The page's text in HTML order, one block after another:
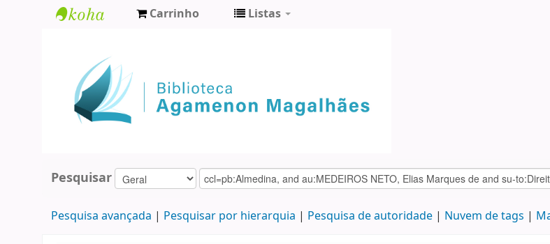
Agamenon
Magalhães
Carrinho Listas
Pesquisar
Pesquisa avançada Pesquisar por hierarquia Pesquisa de autoridade Nuvem de tags